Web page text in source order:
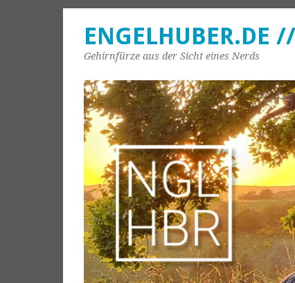
ENGELHUBER.DE
Gehirnfürze aus der Sicht eines Nerds